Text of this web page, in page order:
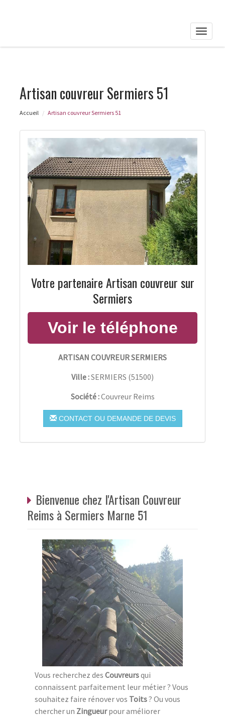
Toggle
Artisan couvreur Sermiers 51
Accueil Artisan couvreur Sermiers 51
Votre partenaire Artisan couvreur sur
Sermiers
ARTISAN COUVREUR SERMIERS
Ville :SERMIERS (51500)
Société :Couvreur Reims
CONTACT OU DEMANDE DE DEVIS
Bienvenue chez l'Artisan Couvreur
Reims à Sermiers Marne 51
Vous recherchez des Couvreursqui
connaissent parfaitement leur métier ? Vous
souhaitez faire rénover vos Toits? Ou vous
chercher un Zingueurpour améliorer